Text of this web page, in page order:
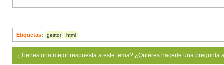
Etiquetas: gestor html
¿Tienes una mejor respuesta a este tema? ¿Quiéres hacerle una